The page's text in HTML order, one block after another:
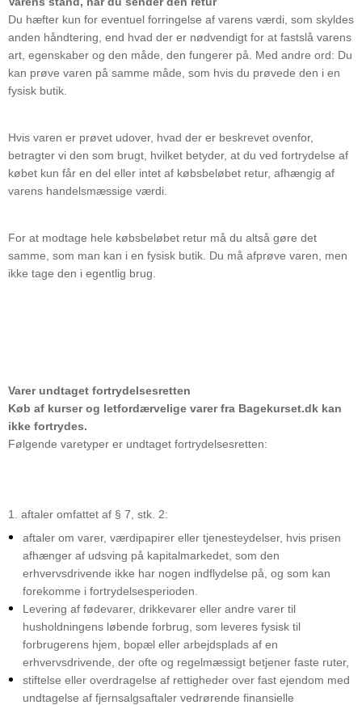
Du hæfter kun for eventuel forringelse af varens værdi, som skyldes
anden håndtering, end hvad der er nødvendigt for at fastslå varens
art, egenskaber og den måde, den fungerer på. Med andre ord: Du
kan prøve varen på samme måde, som hvis du prøvede den i en
fysisk butik.
Hvis varen er prøvet udover, hvad der er beskrevet ovenfor,
betragter vi den som brugt, hvilket betyder, at du ved fortrydelse af
købet kun får en del eller intet af købsbeløbet retur, afhængig af
varens handelsmæssige værdi.
For at modtage hele købsbeløbet retur må du altså gøre det
samme, som man kan i en fysisk butik. Du må afprøve varen, men
ikke tage den i egentlig brug.
Varer undtaget fortrydelsesretten
Køb af kurser og letfordærvelige varer fra Bagekurset.dk kan
ikke fortrydes.
Følgende varetyper er undtaget fortrydelsesretten:
1. aftaler omfattet af § 7, stk. 2:
aftaler om varer, værdipapirer eller tjenesteydelser, hvis prisen
afhænger af udsving på kapitalmarkedet, som den
erhvervsdrivende ikke har nogen indflydelse på, og som kan
forekomme i fortrydelsesperioden.
Levering af fødevarer, drikkevarer eller andre varer til
husholdningens løbende forbrug, som leveres fysisk til
forbrugerens hjem, bopæl eller arbejdsplads af en
erhvervsdrivende, der ofte og regelmæssigt betjener faste ruter,
stiftelse eller overdragelse af rettigheder over fast ejendom med
undtagelse af fjernsalgsaftaler vedrørende finansielle